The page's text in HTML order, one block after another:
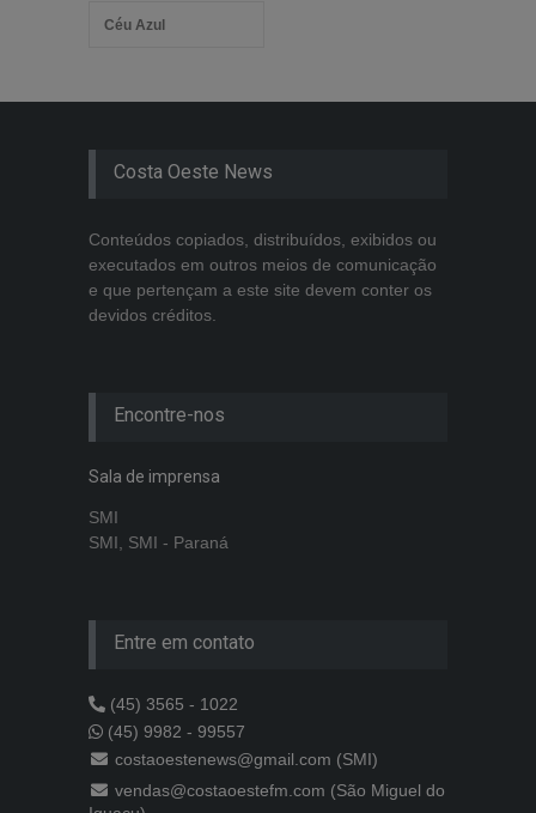
Céu Azul
Costa Oeste News
Conteúdos copiados, distribuídos, exibidos ou
executados em outros meios de comunicação
e que pertençam a este site devem conter os
devidos créditos.
Encontre-nos
Sala de imprensa
SMI
SMI, SMI - Paraná
Entre em contato
(45) 3565 - 1022
(45) 9982 - 99557
costaoestenews@gmail.com (SMI)
vendas@costaoestefm.com (São Miguel do